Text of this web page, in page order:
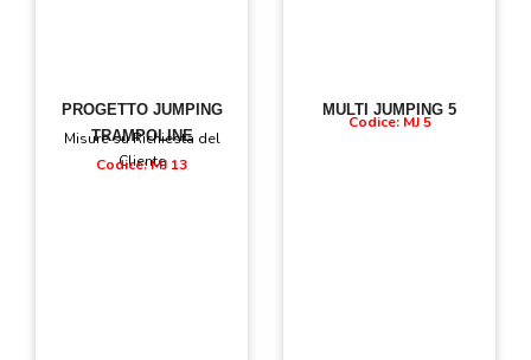
PROGETTO JUMPING
TRAMPOLINE
Misure su Richiesta del
Cliente
Codice: MJ 13
MULTI JUMPING 5
Codice: MJ 5